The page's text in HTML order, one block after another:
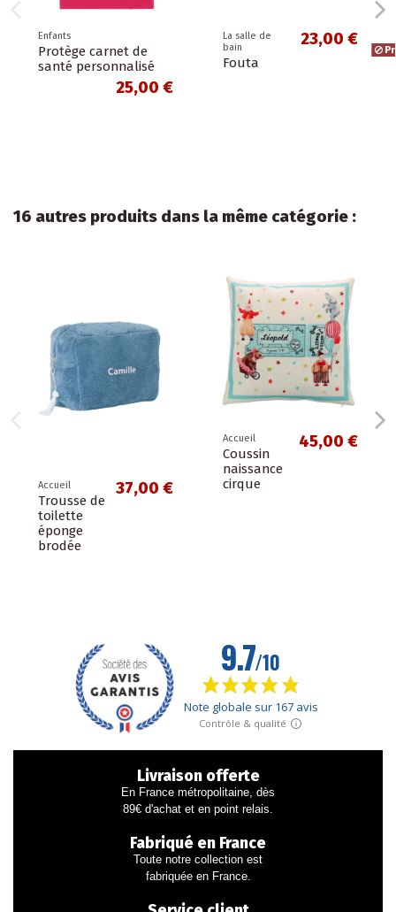
Enfants
Protège carnet de
santé personnalisé
25,00 €
La salle de
bain
Fouta
23,00 €
16 autres produits dans la même catégorie :
Accueil
Trousse de
toilette
éponge
brodée
37,00 €
Accueil
Coussin
naissance
cirque
45,00 €
Livraison offerte
En France métropolitaine, dès
89€ d'achat et en point relais.
Fabriqué en France
Toute notre collection est
fabriquée en France.